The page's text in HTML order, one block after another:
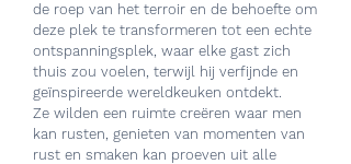
de roep van het terroir en de behoefte om
deze plek te transformeren tot een echte
ontspanningsplek, waar elke gast zich
thuis zou voelen, terwijl hij verfijnde en
geïnspireerde wereldkeuken ontdekt.
Ze wilden een ruimte creëren waar men
kan rusten, genieten van momenten van
rust en smaken kan proeven uit alle